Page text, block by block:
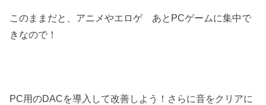
このままだと、アニメやエロゲ あとPCゲームに集中で
きなので！
PC用のDACを導入して改善しよう！さらに音をクリアに